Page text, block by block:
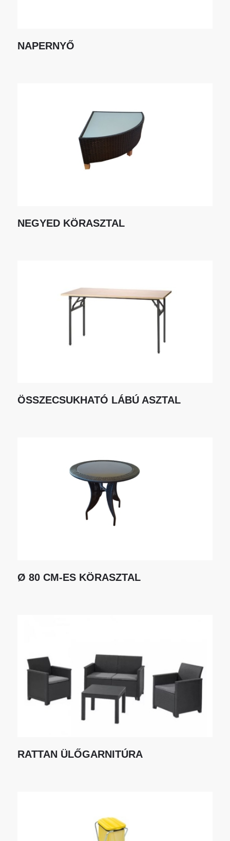
NAPERNYŐ
NEGYED KÖRASZTAL
ÖSSZECSUKHATÓ LÁBÚ ASZTAL
Ø 80 CM-ES KÖRASZTAL
RATTAN ÜLŐGARNITÚRA